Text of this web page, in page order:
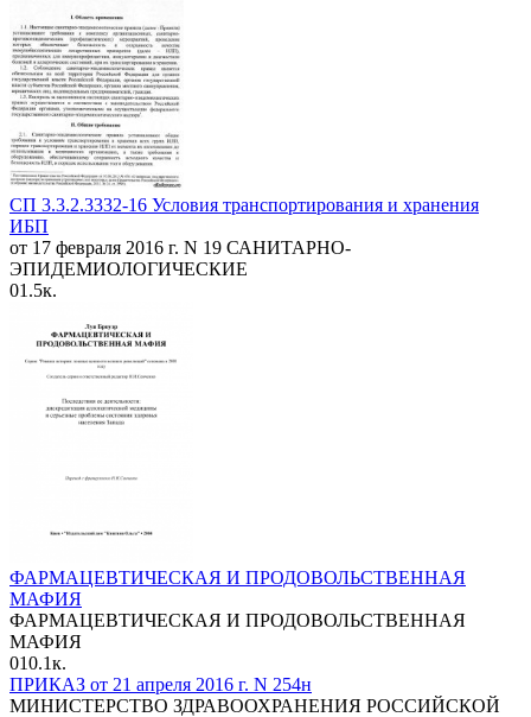
СП 3.3.2.3332-16 Условия транспортирования и хранения
ИБП
от 17 февраля 2016 г. N 19 САНИТАРНО-
ЭПИДЕМИОЛОГИЧЕСКИЕ
01.5к.
ФАРМАЦЕВТИЧЕСКАЯ И ПРОДОВОЛЬСТВЕННАЯ
МАФИЯ
ФАРМАЦЕВТИЧЕСКАЯ И ПРОДОВОЛЬСТВЕННАЯ
МАФИЯ
010.1к.
ПРИКАЗ от 21 апреля 2016 г. N 254н
МИНИСТЕРСТВО ЗДРАВООХРАНЕНИЯ РОССИЙСКОЙ